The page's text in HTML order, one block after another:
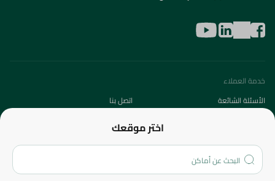
اختر موقعك
خدمة العملاء
الأسئلة الشائعة
اتصل بنا
من نحن؟
الفروع
المزيد